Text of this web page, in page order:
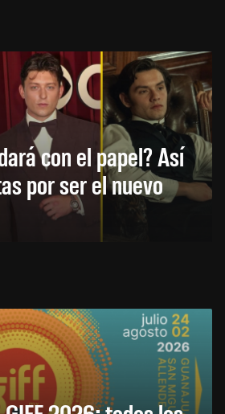
con el papel? Así
por ser el nuevo